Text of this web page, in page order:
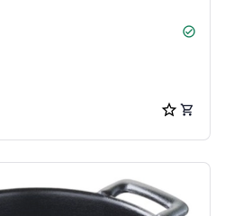
check_circle